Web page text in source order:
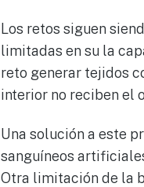
Los retos siguen
limitadas en su la
reto generar tejidos
interior no reciben el
Una solución a este
sanguíneos
Otra limitación de la